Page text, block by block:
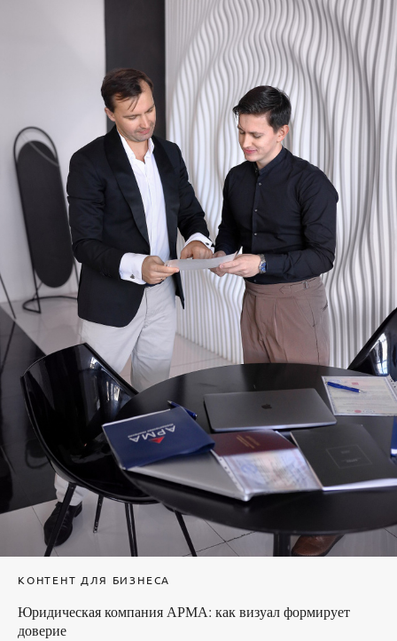
КОНТЕНТ ДЛЯ БИЗНЕСА
Юридическая компания АРМА: как визуал формирует
доверие